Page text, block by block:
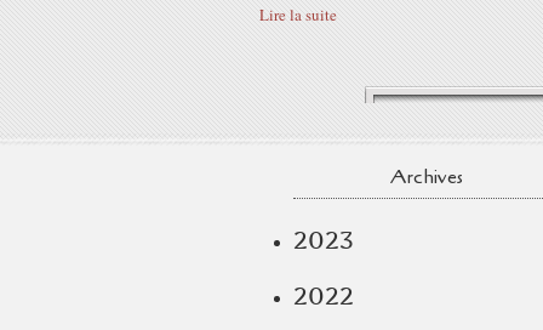
Lire la suite
Archives
2023
2022